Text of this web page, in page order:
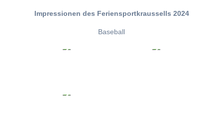
Impressionen des Feriensportkraussells 2024
Baseball